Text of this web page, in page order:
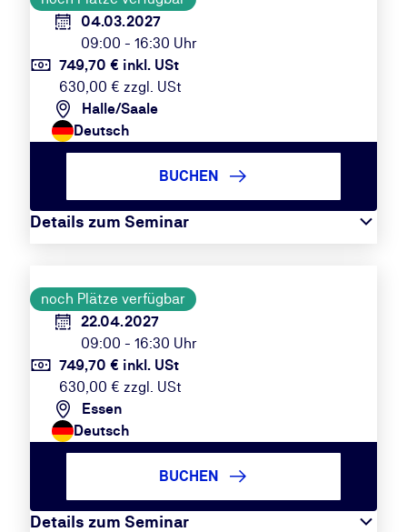
04.03.2027
09:00 - 16:30 Uhr
749,70 € inkl. USt
630,00 € zzgl. USt
Halle/Saale
Deutsch
Details zum Seminar
BUCHEN
noch Plätze verfügbar
22.04.2027
09:00 - 16:30 Uhr
749,70 € inkl. USt
630,00 € zzgl. USt
Essen
Deutsch
Details zum Seminar
BUCHEN